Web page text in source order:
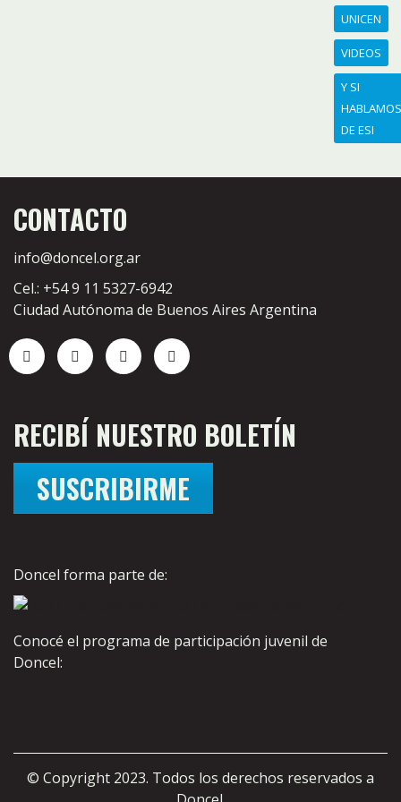
UNICEN
VIDEOS
Y SI
DE ESI
CONTACTO
info@doncel.org.ar
Cel.: +54 9 11 5327-6942
Ciudad Autónoma de Buenos Aires Argentina
RECIBÍ NUESTRO BOLETÍN
SUSCRIBIRME
Doncel forma parte de:
Conocé el programa de participación juvenil de
Doncel:
© Copyright 2023. Todos los derechos reservados a